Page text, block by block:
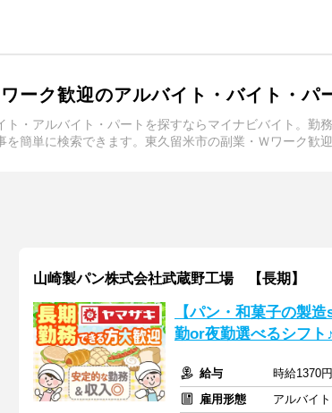
ーク歓迎のアルバイト・バイト・パ
・アルバイト・パートを探すならマイナビバイト。勤
簡単に検索できます。東久留米市の副業・Ｗワーク歓
山崎製パン株式会社武蔵野工場 【長期】
【パン・和菓子の製
勤or夜勤選べるシフト♪
給与
時給1370
雇用形態
アルバイ